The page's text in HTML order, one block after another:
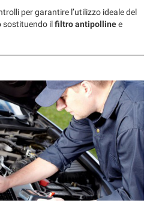
per garantire l’utilizzo ideale del
sostituendo ilfiltro antipollinee